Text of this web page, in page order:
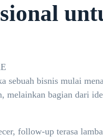
bisnis mulai
melainkan bagian dari
follow-up terasa